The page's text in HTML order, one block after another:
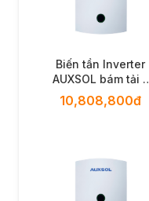
Biến tần Inverter
AUXSOL bám tải -
6kw 1 pha
10,808,800đ